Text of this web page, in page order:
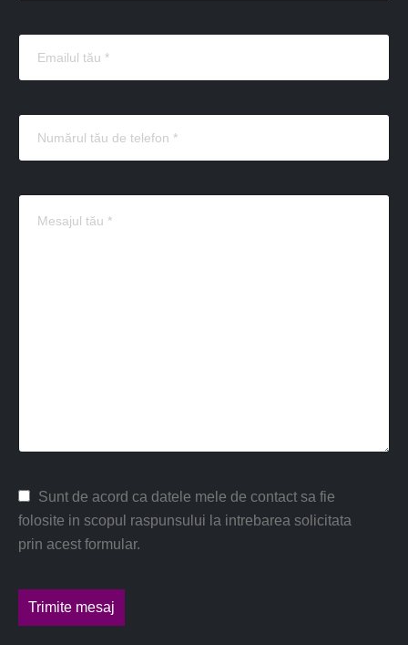
Sunt de acord ca datele mele de contact sa fie
folosite in scopul raspunsului la intrebarea solicitata
prin acest formular.